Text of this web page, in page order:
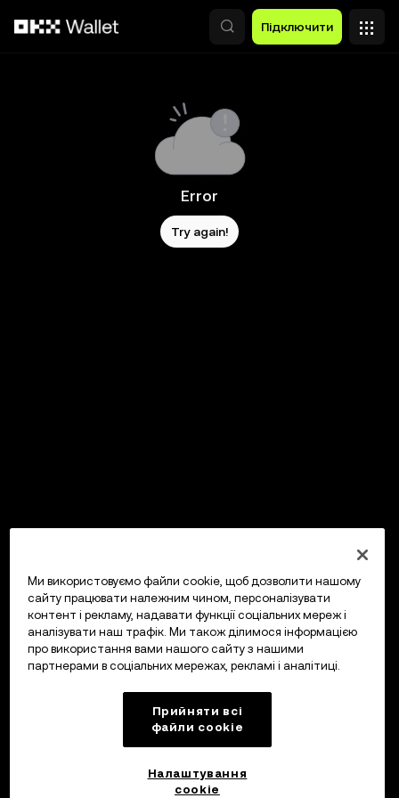
Підключити
Error
Try again!
Ми використовуємо файли cookie, щоб дозволити нашому
сайту працювати належним чином, персоналізувати
контент і рекламу, надавати функції соціальних мереж і
аналізувати наш трафік. Ми також ділимося інформацією
про використання вами нашого сайту з нашими
партнерами в соціальних мережах, рекламі і аналітиці.
Прийняти всі
файли сookie
Налаштування
cookie